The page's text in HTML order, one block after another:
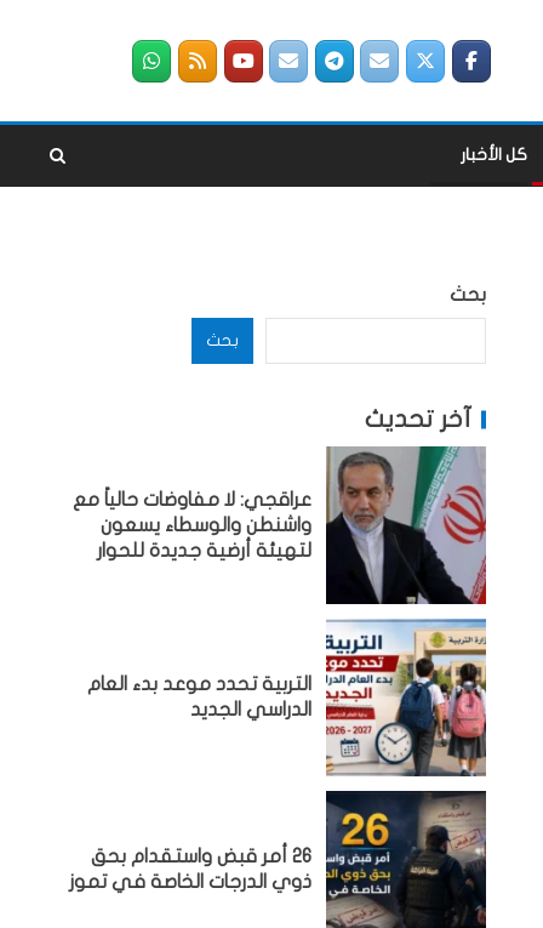
كل الأخبار
بحث
بحث
آخر تحديث
عراقجي: لا مفاوضات حالياً مع
واشنطن والوسطاء يسعون
لتهيئة أرضية جديدة للحوار
التربية تحدد موعد بدء العام
الدراسي الجديد
26 أمر قبض واستقدام بحق
ذوي الدرجات الخاصة في تموز